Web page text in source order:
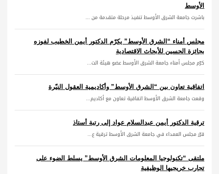
الأوسط
باشرت جامعة الشرق الأوسط تنفيذ مرحلة متقدمة من ...
مجلس أمناء “الشرق الأوسط” يكرّم الدكتور أيمن الخطيب لفوزه
بجائزة الحسين للأبحاث الاقتصادية
كرّم مجلس أمناء جامعة الشرق الأوسط عضو هيئة الت...
اتفاقية تعاون بين “الشرق الأوسط” وأكاديمية العقول النيّرة
وقعت جامعة الشرق الأوسط اتفاقية تعاون مع أكاديم...
ترقية الدكتور أيمن عبدالسلام عواد إلى رتبة أستاذ
قرّر مجلس العمداء في جامعة الشرق الأوسط ترقية ع...
ملتقى “تكنولوجيا المعلومات الشرق الأوسط” يسلط الضوء على
تجارب خريجيها الوظيفية